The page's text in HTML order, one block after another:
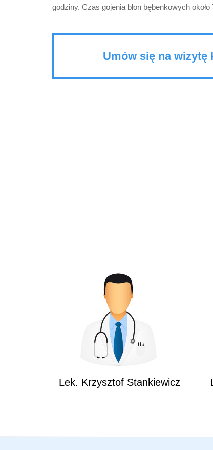
godziny. Czas gojenia błon bębenkowych około
Umów się na wizytę
Lek. Krzysztof Stankiewicz